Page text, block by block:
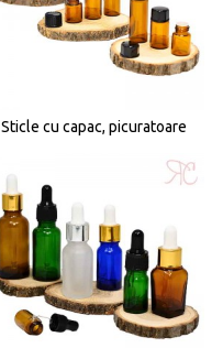
Sticle cu capac, picuratoare